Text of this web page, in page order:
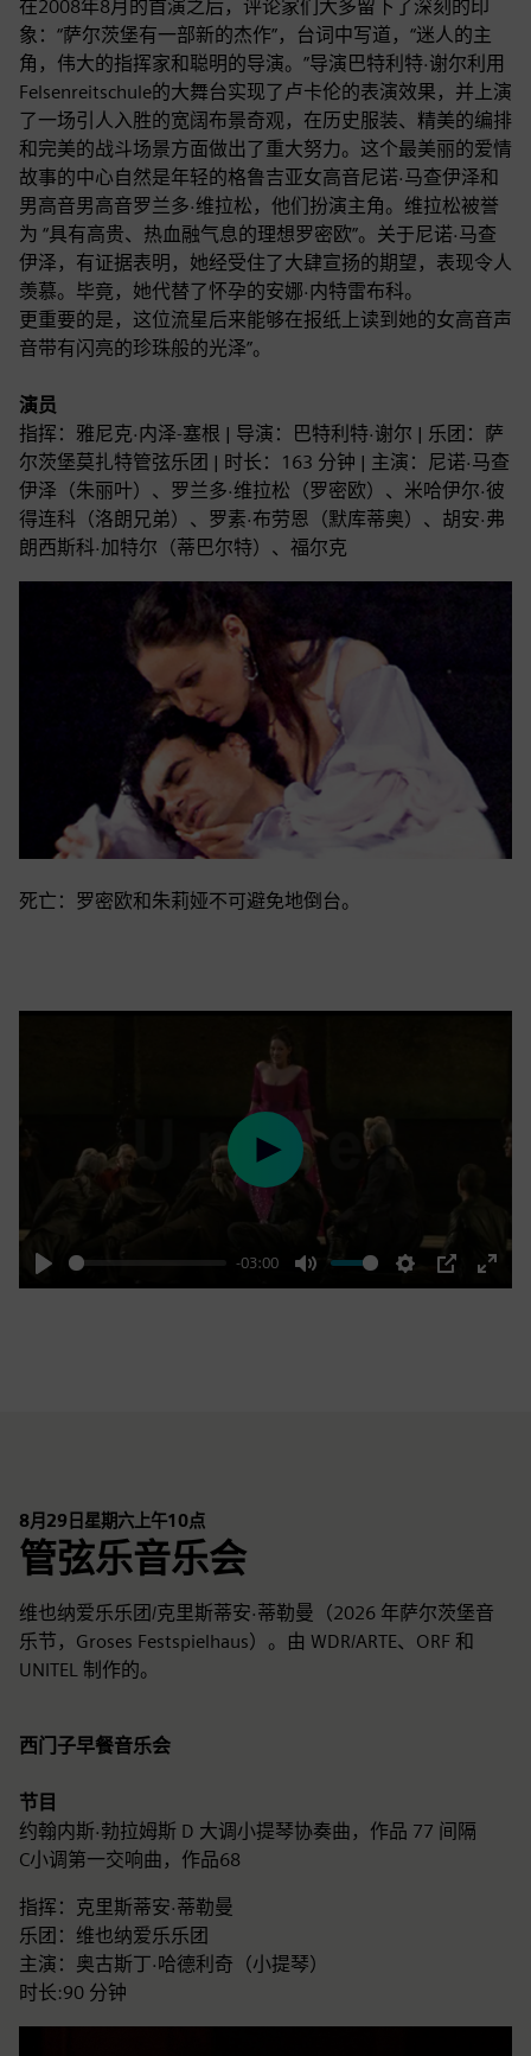
在2008年8月的首演之后，评论家们大多留下了深刻的印
象：“萨尔茨堡有一部新的杰作”，台词中写道，“迷人的主
角，伟大的指挥家和聪明的导演。”导演巴特利特·谢尔利用
Felsenreitschule的大舞台实现了卢卡伦的表演效果，并上演
了一场引人入胜的宽阔布景奇观，在历史服装、精美的编排
和完美的战斗场景方面做出了重大努力。这个最美丽的爱情
故事的中心自然是年轻的格鲁吉亚女高音尼诺·马查伊泽和
男高音男高音罗兰多·维拉松，他们扮演主角。维拉松被誉
为 “具有高贵、热血融气息的理想罗密欧”。关于尼诺·马查
伊泽，有证据表明，她经受住了大肆宣扬的期望，表现令人
羡慕。毕竟，她代替了怀孕的安娜·内特雷布科。
更重要的是，这位流星后来能够在报纸上读到她的女高音声
音带有闪亮的珍珠般的光泽”。
演员
指挥：雅尼克·内泽-塞根 | 导演：巴特利特·谢尔 | 乐团：萨
尔茨堡莫扎特管弦乐团 | 时长：163 分钟 | 主演：尼诺·马查
伊泽（朱丽叶）、罗兰多·维拉松（罗密欧）、米哈伊尔·彼
得连科（洛朗兄弟）、罗素·布劳恩（默库蒂奥）、胡安·弗
朗西斯科·加特尔（蒂巴尔特）、福尔克
死亡：罗密欧和朱莉娅不可避免地倒台。
Play
-03:00
Mute Settings
PIP
Enter
Play
8月29日星期六上午10点
管弦乐音乐会
维也纳爱乐乐团/克里斯蒂安·蒂勒曼（2026 年萨尔茨堡音
乐节，Groses Festspielhaus）。由 WDR/ARTE、ORF 和
UNITEL 制作的。
西门子早餐音乐会
节目
约翰内斯·勃拉姆斯 D 大调小提琴协奏曲，作品 77 间隔
C小调第一交响曲，作品68
指挥：克里斯蒂安·蒂勒曼
乐团：维也纳爱乐乐团
主演：奥古斯丁·哈德利奇（小提琴）
时长:90 分钟